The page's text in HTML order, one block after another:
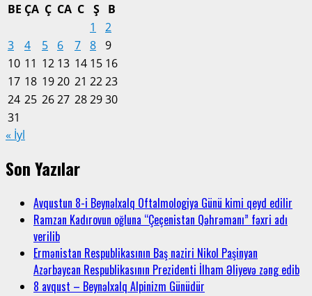
BE ÇA Ç CA C Ş
B
1
2
3
4 5 6 7 8 9
10 11 12 13 14 15 16
17 18 1920 21 2223
24 25 2627 282930
31
« İyl
Son Yazılar
Avqustun 8-i Beynəlxalq Oftalmologiya Günü kimi qeyd edilir
Ramzan Kadırovun oğluna “Çeçenistan Qəhrəmanı” fəxri adı
verilib
Ermənistan Respublikasının Baş naziri Nikol Paşinyan
Azərbaycan Respublikasının Prezidenti İlham Əliyevə zəng edib
8 avqust – Beynəlxalq Alpinizm Günüdür